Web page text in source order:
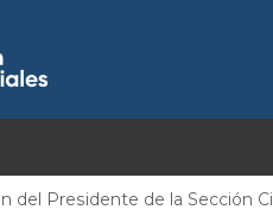
del Presidente de la Sección